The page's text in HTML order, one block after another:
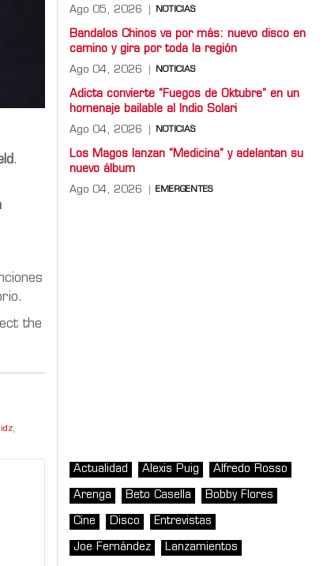
.
the
,
Ago 05, 2026 NOTICIAS
Bandalos Chinos va por más: nuevo disco en
camino y gira por toda la región
Ago 04, 2026 NOTICIAS
Adicta convierte "Fuegos de Oktubre" en un
homenaje bailable al Indio Solari
Ago 04, 2026 NOTICIAS
Los Magos lanzan "Medicina" y adelantan su
nuevo álbum
Ago 04, 2026 EMERGENTES
Actualidad Alexis Puig Alfredo Rosso
Arenga Beto Casella Bobby Flores
Cine Disco Entrevistas
Joe Fernández Lanzamientos